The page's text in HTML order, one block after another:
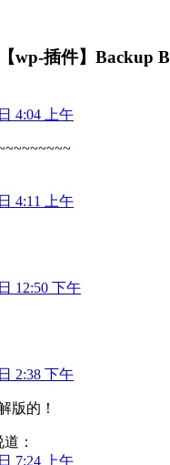
wp-插件】Backup
4:04 上午
4:11 上午
12:50 下午
2:38 下午
版的！
：
7:24 上午